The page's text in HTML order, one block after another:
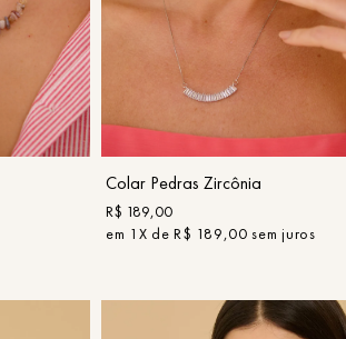
COMPRAR
Colar Pedras Zircônia
R$ 189,00
em 1 X deR$ 189,00 sem juros